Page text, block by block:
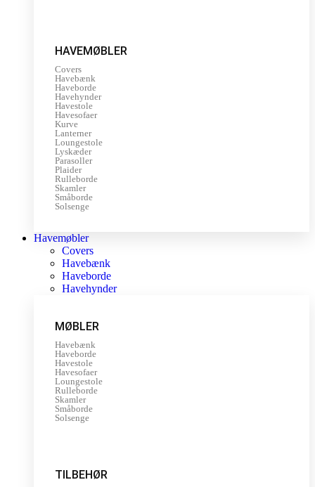
HAVEMØBLER
Covers
Havebænk
Haveborde
Havehynder
Havestole
Havesofaer
Kurve
Lanterner
Loungestole
Lyskæder
Parasoller
Plaider
Rulleborde
Skamler
Småborde
Solsenge
Havemøbler
Covers
Havebænk
Haveborde
Havehynder
MØBLER
Havebænk
Haveborde
Havestole
Havesofaer
Loungestole
Rulleborde
Skamler
Småborde
Solsenge
TILBEHØR